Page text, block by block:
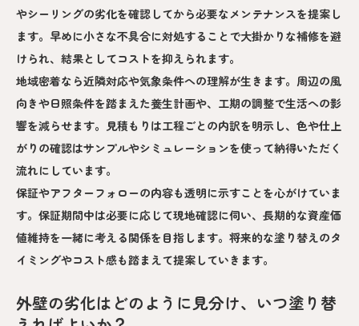
やシーリングの劣化を確認してから必要なメンテナンスを提案し
ます。早めに小さな不具合に対処することで大掛かりな補修を避
けられ、結果としてコストを抑えられます。
地域密着なら近隣対応や気象条件への理解が生きます。周辺の風
向きや日照条件を踏まえた養生計画や、工期の調整で生活への影
響を減らせます。見積もりは工程ごとの内訳を明示し、色や仕上
がりの確認はサンプルやシミュレーションを使って納得いただく
流れにしています。
保証やアフターフォローの内容も透明に示すことを心がけていま
す。保証期間中は必要に応じて現地確認に伺い、長期的な資産価
値維持を一緒に考える関係を目指します。将来的な塗り替えのタ
イミングやコスト感も踏まえて提案していきます。
外壁の劣化はどのように見分け、いつ塗り替